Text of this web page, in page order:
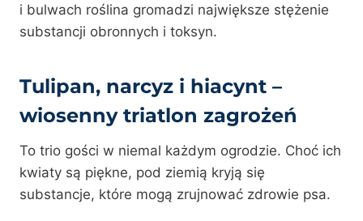
i bulwach roślina gromadzi największe stężenie
substancji obronnych i toksyn.
Tulipan, narcyz i hiacynt –
wiosenny triatlon zagrożeń
To trio gości w niemal każdym ogrodzie. Choć ich
kwiaty są piękne, pod ziemią kryją się
substancje, które mogą zrujnować zdrowie psa.